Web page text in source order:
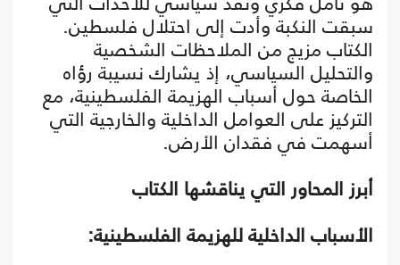
سبقت النكبة وأدت إلى احتلال فلسطين.
الكتاب مزيج من الملاحظات الشخصية
والتحليل السياسي، إذ يشارك نسيبة رؤاه
الخاصة حول أسباب الهزيمة الفلسطينية، مع
التركيز على العوامل الداخلية والخارجية التي
أسهمت في فقدان الأرض.
أبرز المحاور التي يناقشها الكتاب
الأسباب الداخلية للهزيمة الفلسطينية: